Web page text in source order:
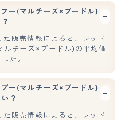
ー(マルチーズ×プードル)
販売情報によると、レッド
チーズ×プードル)の平均価
た。
ー(マルチーズ×プードル)
？
販売情報によると、レッド